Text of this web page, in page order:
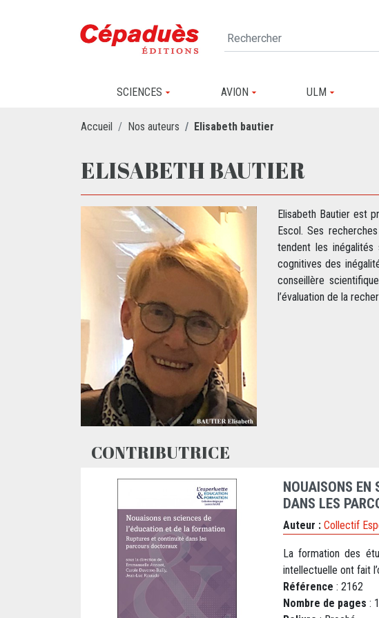
SCIENCES AVION ULM
Accueil Nos auteurs Elisabeth bautier
ELISABETH BAUTIER
Elisabeth Bautier est
Escol. Ses
tendent les
cognitives des
conseillère
l’évaluation de la
CONTRIBUTRICE
NOUAISONS EN
DANS LES
Auteur : Collectif
La formation des
intellectuelle ont fait
Référence : 2162
Nombre de pages :